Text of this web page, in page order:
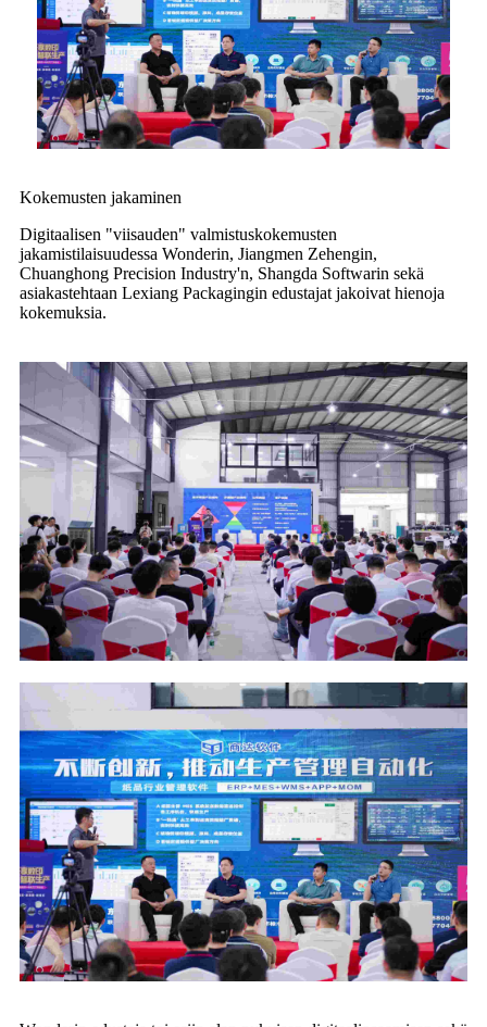
Kokemusten jakaminen
Digitaalisen "viisauden" valmistuskokemusten
jakamistilaisuudessa Wonderin, Jiangmen Zehengin,
Chuanghong Precision Industry'n, Shangda Softwarin sekä
asiakastehtaan Lexiang Packagingin edustajat jakoivat hienoja
kokemuksia.